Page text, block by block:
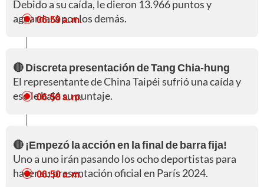
Debido a su caída, le dieron 13.966 puntos y
aguardará por los demás.
06:59 a. m.
🔴 Discreta presentación de Tang Chia-hung
El representante de China Taipéi sufrió una caída y
eso le bajó su puntaje.
06:58 a. m.
🔴 ¡Empezó la acción en la final de barra fija!
Uno a uno irán pasando los ocho deportistas para
hacer su presentación oficial en París 2024.
06:50 a. m.